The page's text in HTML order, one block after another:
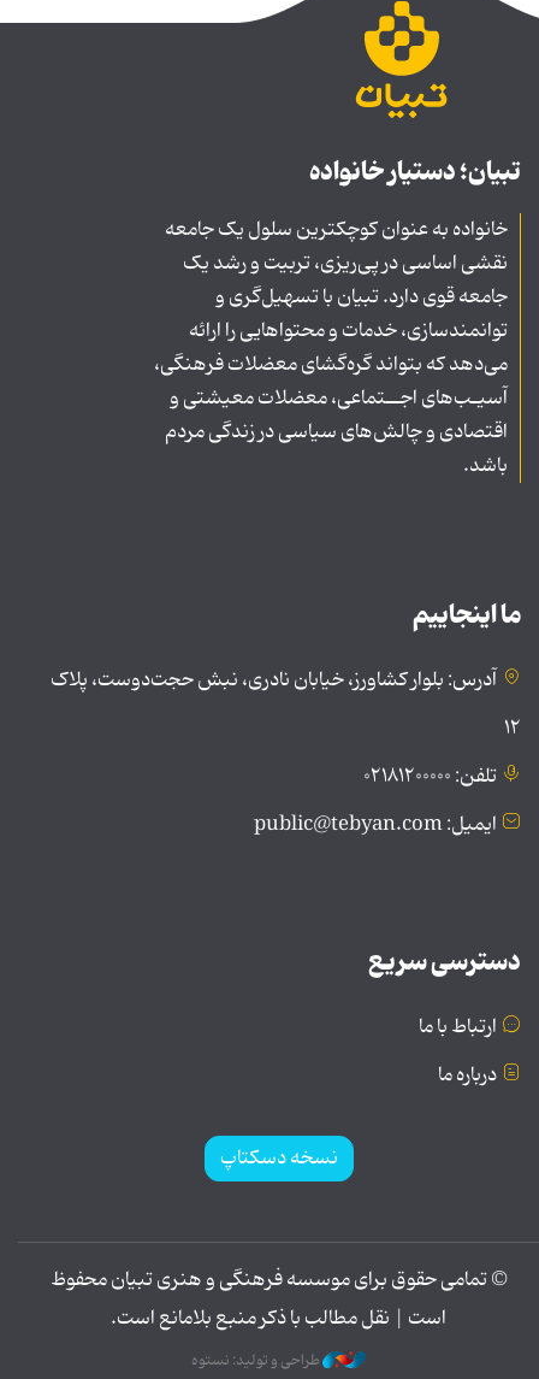
تبیان؛ دستیار خانواده
خانواده به عنوان کوچکترین سلول یک جامعه
نقشی اساسی در پی‌ریزی، تربیت و رشد یک
جامعه قوی دارد. تبیان با تسهیل‌گری و
توانمندسازی، خدمات و محتواهایی را ارائه
می‌دهد که بتواند گره‌گشای معضلات فرهنگی،
آسیـب‌های اجــتماعی، معضلات معیشتی و
اقتصادی و چالش‌های سیاسی در زندگی مردم
باشد.
ما اینجاییم
آدرس: بلوار کشاورز، خیابان نادری، نبش حجت‌دوست، پلاک
۱۲
تلفن: ۰۲۱۸۱۲۰۰۰۰۰
ایمیل: public@tebyan.com
دسترسی سریع
ارتباط با ما
درباره ما
نسخه دسکتاپ
© تمامی حقوق برای موسسه فرهنگی و هنری تبیان محفوظ
است | نقل مطالب با ذکر منبع بلامانع است.
طراحی و تولید: نستوه